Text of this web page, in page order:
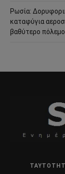
Ρωσία:
καταφύγια
βαθύτερο